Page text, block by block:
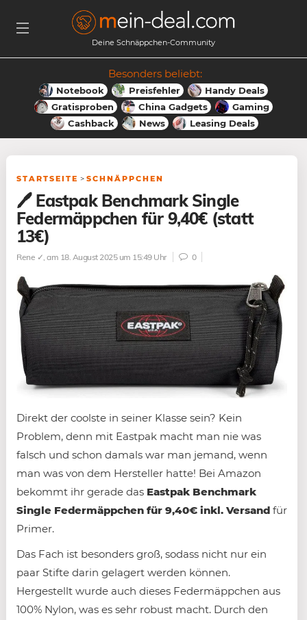
Deine Schnäppchen-Community
Besonders beliebt:
Notebook Preisfehler
Handy Deals
Gratisproben
China Gadgets
Gaming
Cashback
News Leasing Deals
STARTSEITE > SCHNÄPPCHEN
🖊️ Eastpak Benchmark Single
Federmäppchen für 9,40€ (statt
13€)
Rene ✓, am 18. August 2025 um 15:49 Uhr 0
Direkt der coolste in seiner Klasse sein? Kein
Problem, denn mit Eastpak macht man nie was
falsch und schon damals war man jemand, wenn
man was von dem Hersteller hatte! Bei Amazon
bekommt ihr gerade das Eastpak Benchmark
Single Federmäppchen für 9,40€ inkl. Versand für
Primer.
Das Fach ist besonders groß, sodass nicht nur ein
paar Stifte darin gelagert werden können.
Hergestellt wurde auch dieses Federmäppchen aus
100% Nylon, was es sehr robust macht. Durch den